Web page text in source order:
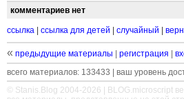
комментариев нет
ссылка ссылка для детей случайный
« предыдущие материалы регистрация
всего материалов: 133433 | ваш уровень
© Stanis.Blog 2004-2026 |
BLOG.microscript